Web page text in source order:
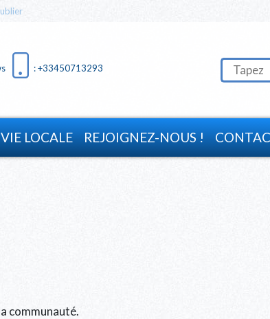
: +33450713293
VIE LOCALE REJOIGNEZ-NOUS !
communauté.